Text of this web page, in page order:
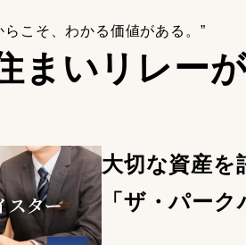
こそ、 わかる価値がある。”
まいリレー
大切な資産を
「ザ・パー